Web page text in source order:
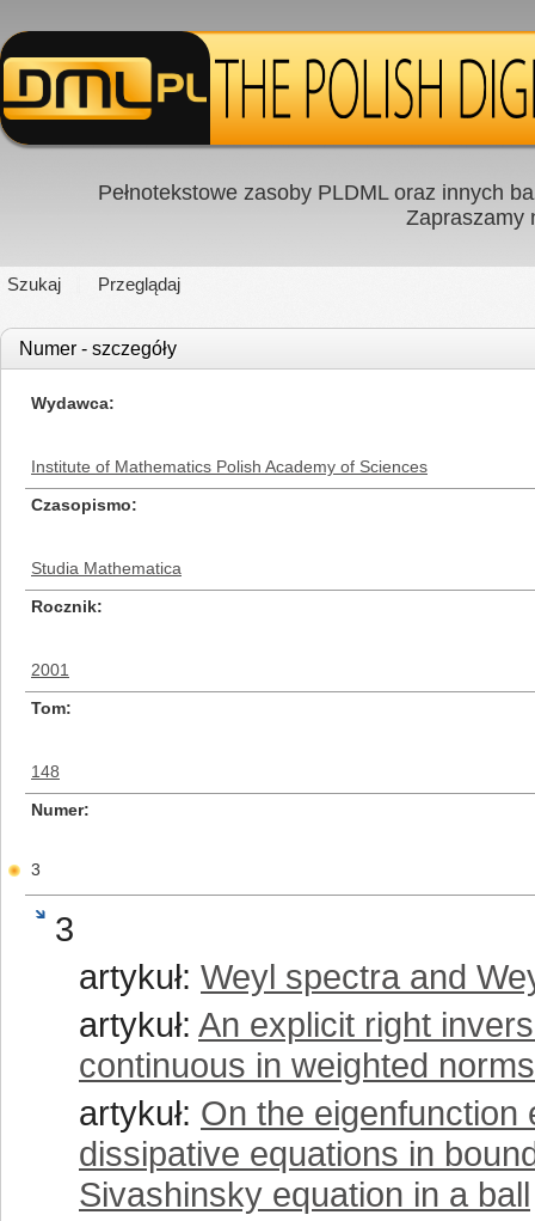
Pełnotekstowe zasoby PLDML oraz innych
Zapraszamy
Szukaj Przeglądaj
Numer - szczegóły
Wydawca
Institute of Mathematics Polish Academy of Sciences
Czasopismo
Studia Mathematica
Rocznik
2001
Tom
148
Numer
3
3
artykuł: Weyl spectra and
artykuł: An explicit right
continuous in weighted norms
artykuł: On the eigenfunction
dissipative equations in
Sivashinsky equation in a ball